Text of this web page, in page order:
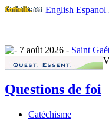
English Espanol
7 août 2026 - Saint
Questions de foi
Catéchisme